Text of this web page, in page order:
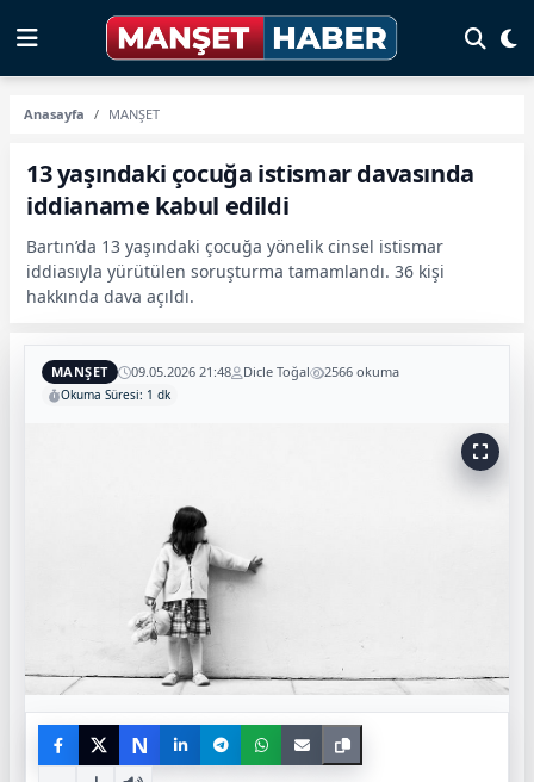
Anasayfa MANŞET
13 yaşındaki çocuğa istismar davasında
iddianame kabul edildi
Bartın’da 13 yaşındaki çocuğa yönelik cinsel istismar
iddiasıyla yürütülen soruşturma tamamlandı. 36 kişi
hakkında dava açıldı.
MANŞET 09.05.2026 21:48 Dicle Toğal 2566 okuma
Okuma Süresi: 1 dk
N